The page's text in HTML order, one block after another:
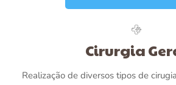
Cirurgia
Realização de diversos tipos de